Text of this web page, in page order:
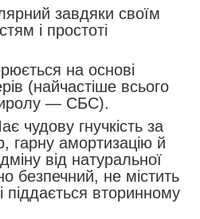
завдяки своїм
і простоті
на основі
(найчастіше всього
— СБС).
чудову гнучкість за
гарну амортизацію й
від натуральної
безпечний, не містить
піддається вторинному